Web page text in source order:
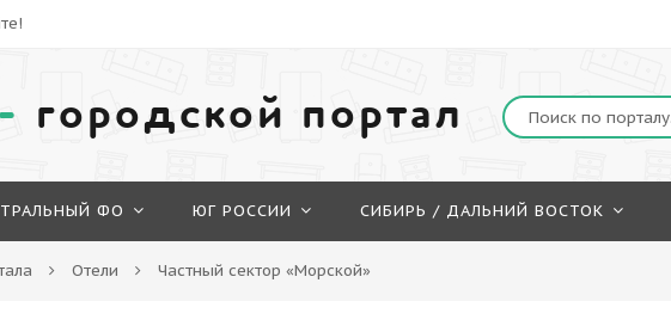
городской портал
ФО ЮГ РОССИИ СИБИРЬ / ДАЛЬНИЙ ВОСТОК
Отели Частный сектор «Морской»